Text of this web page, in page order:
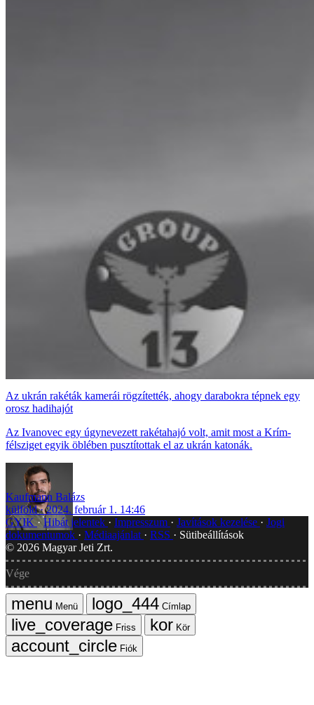
Az ukrán rakéták kamerái rögzítették, ahogy darabokra tépnek egy
orosz hadihajót
Az Ivanovec egy úgynevezett rakétahajó volt, amit most a Krím-
félsziget egyik öblében pusztítottak el az ukrán katonák.
Kaufmann Balázs
külföld
2024. február 1. 14:46
GYIK
Hibát jelentek Impresszum Javítások kezelése
Jogi
dokumentumok
Médiaajánlat RSS
Sütibeállítások
© 2026 Magyar Jeti Zrt.
Vége
Menü
Címlap
Friss
Kör
Fiók